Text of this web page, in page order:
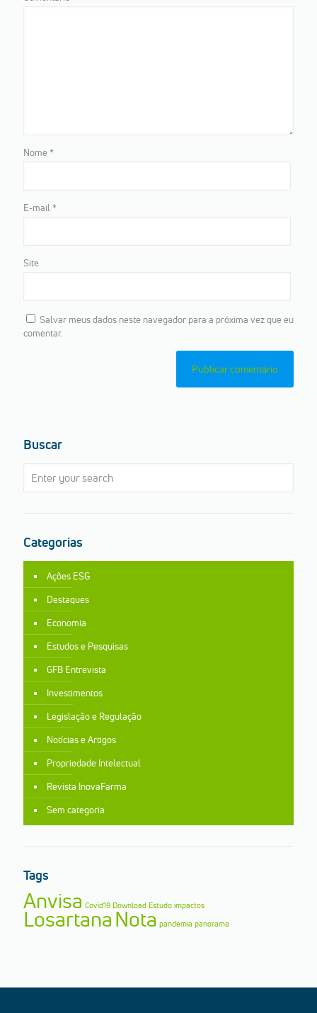
Nome *
E-mail *
Site
Salvar meus dados neste navegador para a próxima vez que eu
comentar.
Buscar
Categorias
Ações ESG
Destaques
Economia
Estudos e Pesquisas
GFB Entrevista
Investimentos
Legislação e Regulação
Notícias e Artigos
Propriedade Intelectual
Revista InovaFarma
Sem categoria
Tags
Anvisa Covid19 Download Estudo impactos
LosartanaNota pandemia panorama